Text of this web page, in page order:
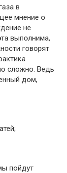
в
мнение о
не
выполнима,
говорят
сложно. Ведь
дом,
пойдут